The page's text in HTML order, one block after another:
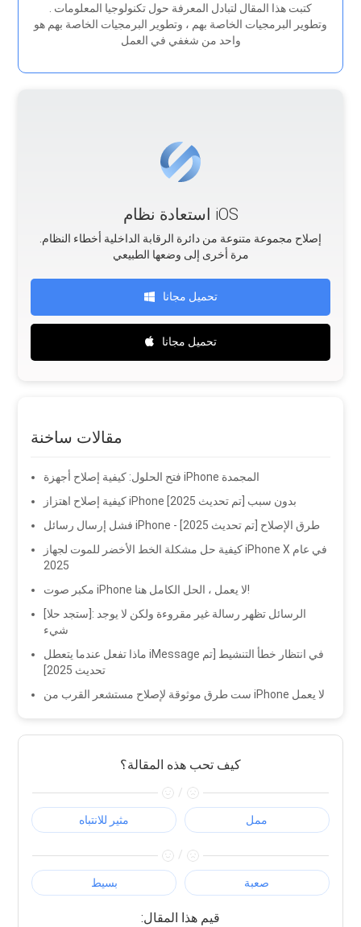
وتطوير البرمجيات الخاصة بهم ، وتطوير البرمجيات الخاصة بهم هو
واحد من شغفي في العمل
استعادة نظام iOS
مرة أخرى إلى وضعها الطبيعي
تحميل مجانا
تحميل مجانا
مقالات ساخنة
فتح الحلول: كيفية إصلاح أجهزة iPhone المجمدة
كيفية إصلاح اهتزاز iPhone بدون سبب [تم تحديث 2025]
فشل إرسال رسائل iPhone - طرق الإصلاح [تم تحديث 2025]
كيفية حل مشكلة الخط الأخضر للموت لجهاز iPhone X في عام
2025
مكبر صوت iPhone لا يعمل ، الحل الكامل هنا!
[ستجد حلا]: الرسائل تظهر رسالة غير مقروءة ولكن لا يوجد
شيء
ماذا تفعل عندما يتعطل iMessage في انتظار خطأ التنشيط [تم
تحديث 2025]
ست طرق موثوقة لإصلاح مستشعر القرب من iPhone لا يعمل
كيف تحب هذه المقالة؟
/
مثير للانتباه ممل
/
بسيط صعبة
:قيم هذا المقال